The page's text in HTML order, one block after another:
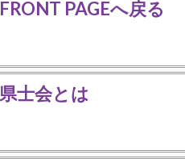
FRONT PAGEへ戻る
県士会とは